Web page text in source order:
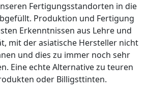
Fertigungsstandorten in die
Produktion und Fertigung
Erkenntnissen aus Lehre und
mit der asiatische Hersteller nicht
und dies zu immer noch sehr
Eine echte Alternative zu teuren
oder Billigsttinten.